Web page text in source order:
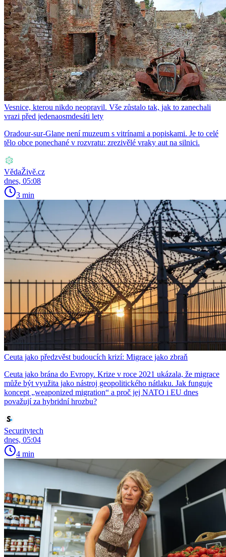
Vesnice, kterou nikdo neopravil. Vše zůstalo tak, jak to zanechali
vrazi před jedenaosmdesáti lety
Oradour-sur-Glane není muzeum s vitrínami a popiskami. Je to celé
tělo obce ponechané v rozvratu: zrezivělé vraky aut na silnici.
VědaŽivě.cz
dnes, 05:08
3 min
Ceuta jako předzvěst budoucích krizí: Migrace jako zbraň
Ceuta jako brána do Evropy. Krize v roce 2021 ukázala, že migrace
může být využita jako nástroj geopolitického nátlaku. Jak funguje
koncept „weaponized migration“ a proč jej NATO i EU dnes
považují za hybridní hrozbu?
Securitytech
dnes, 05:04
4 min